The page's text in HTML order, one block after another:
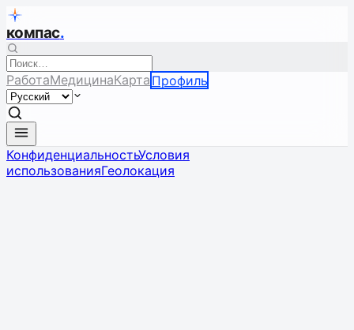
компас.
РаботаМедицинаКарта Профиль
КонфиденциальностьУсловия
использованияГеолокация